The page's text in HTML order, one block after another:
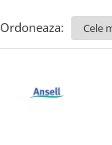
Ordoneaza: